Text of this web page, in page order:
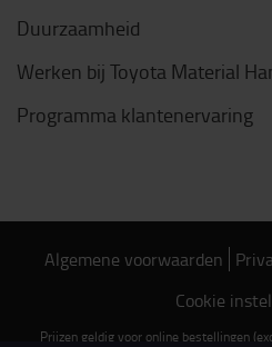
Duurzaamheid
Werken bij Toyota Material
Programma klantenervaring
Algemene voorwaarden
Cookie
Prijzen geldig voor online bestellingen